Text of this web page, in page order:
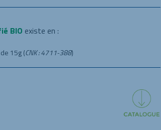
BIO existe en :
de 15g (CNK : 4711-388)